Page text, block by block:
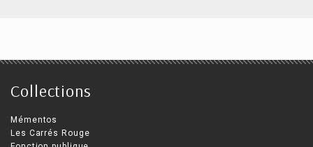
Collections
Mémentos
Les Carrés Rouge